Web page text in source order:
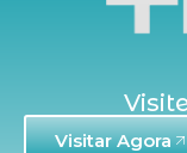
Visitar Agora